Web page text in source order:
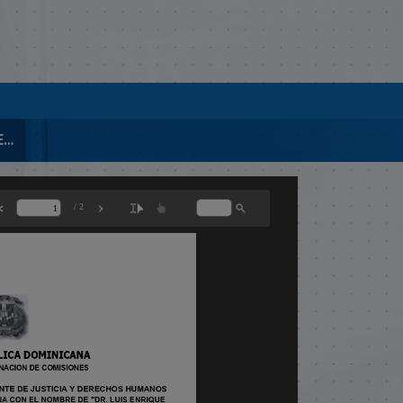
01710 INF-FAV PROY. DESIGANCION PALACIO JUSTICA DR. LUIS E. ADAMES